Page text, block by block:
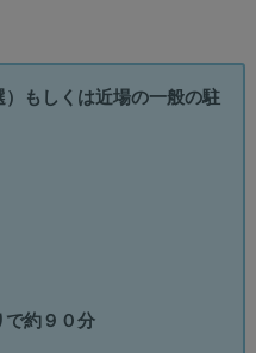
もしくは近場の一般の駐
で約９０分